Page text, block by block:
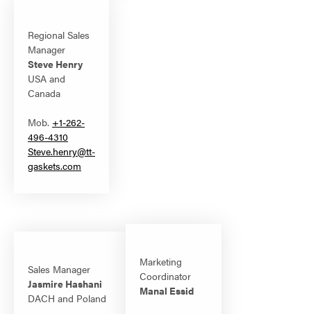
Regional Sales
Manager
Steve Henry
USA and
Canada
Mob. +1-262-
496-4310
Steve.henry@tt-
gaskets.com
Sales Manager
Jasmire Hashani
DACH and Poland
Marketing
Coordinator
Manal Essid